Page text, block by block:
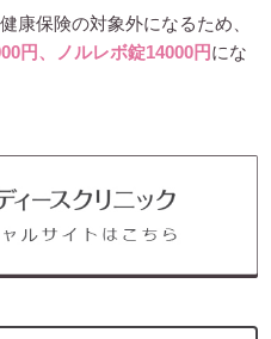
康保険の対象外になるため、
円、ノルレボ錠14000円 にな